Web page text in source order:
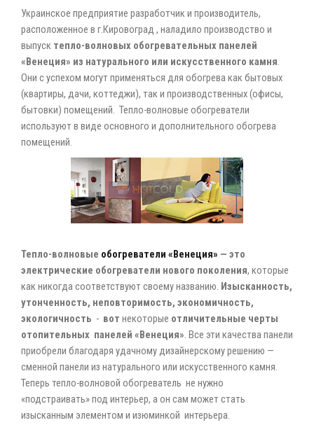
Украинское предприятие разработчик и производитель,
расположенное в г.Кировоград , наладило производство и
выпуск тепло-волновых обогревательных панелей
«Венеция» из натурального или искусственного камня.
Они с успехом могут применяться для обогрева как бытовых
(квартиры, дачи, коттеджи), так и производственных (офисы,
бытовки) помещений. Тепло-волновые обогреватели
используют в виде основного и дополнительного обогрева
помещений.
Тепло-волновые обогреватели «Венеция» — это
электрические обогреватели нового поколения, которые
как никогда соответствуют своему названию. Изысканность,
утонченность, неповторимость, экономичность,
экологичность - вот некоторые отличительные черты
отопительных панелей «Венеция». Все эти качества панели
приобрели благодаря удачному дизайнерскому решению —
сменной панели из натурального или искусственного камня.
Теперь тепло-волновой обогреватель не нужно
«подстраивать» под интерьер, а он сам может стать
изысканным элементом и изюминкой интерьера.